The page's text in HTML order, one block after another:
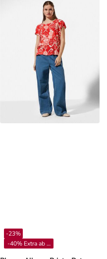
-23%
-40% Extra ab 4**